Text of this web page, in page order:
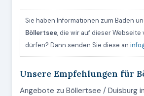
Sie haben Informationen zum Baden
Böllertsee, die wir auf dieser
dürfen? Dann senden Sie diese an
Unsere Empfehlungen für
Angebote zu Böllertsee / Duisburg